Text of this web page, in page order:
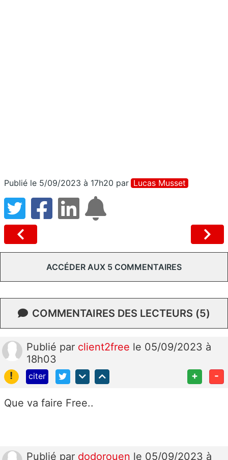
Publié le 5/09/2023 à 17h20 par Lucas Musset
ACCÉDER AUX 5 COMMENTAIRES
COMMENTAIRES DES LECTEURS (5)
Publié par client2free le 05/09/2023 à
18h03
!
citer + -
Que va faire Free..
Publié par dodorouen le 05/09/2023 à